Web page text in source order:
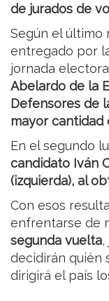
de jurados de
Según el
entregado por
jornada
Abelardo de la
Defensores de
mayor cantidad
En el segundo
candidato Iván
(izquierda), al
Con esos
enfrentarse de
segunda vuelta,
decidirán quién
dirigirá el país